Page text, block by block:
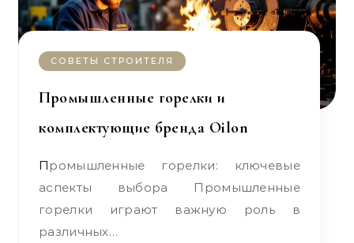
СОВЕТЫ СТРОИТЕЛЯ
Промышленные горелки и
комплектующие бренда Oilon
Промышленные горелки: ключевые
аспекты выбора Промышленные
горелки играют важную роль в
различных…